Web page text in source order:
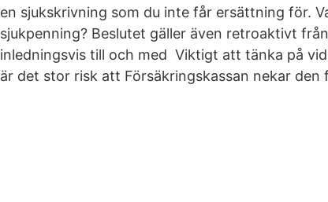
en sjukskrivning som du inte får ersättning för.
sjukpenning? Beslutet gäller även retroaktivt
inledningsvis till och med Viktigt att tänka på
är det stor risk att Försäkringskassan nekar den